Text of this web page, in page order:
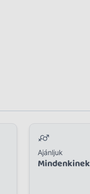
Ajánljuk
Mindenkinek